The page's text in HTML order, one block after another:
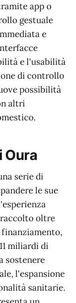
app o
gestuale
e
e l'usabilità
di controllo
possibilità
altri
Oura
serie di
le sue
oltre
miliardi di
sostenere
l'espansione
sanitarie.